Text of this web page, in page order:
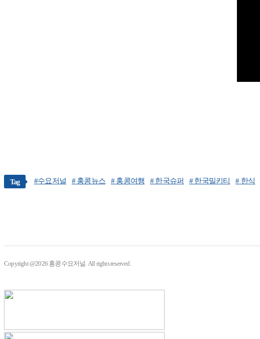
Tag #수요저널 # 홍콩뉴스 # 홍콩여행 # 한국슈퍼 # 한국밀키티 # 한식
Copyright @2026 홍콩수요저널. All rights reserved.